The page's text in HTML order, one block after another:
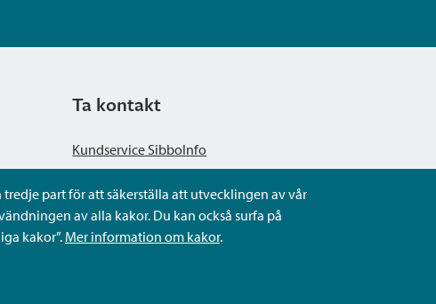
part för att säkerställa att utvecklingen av vår
av alla kakor. Du kan också surfa på
kakor”. Mer information om kakor.
Ta kontakt
Kundservice SibboInfo
Ge anonym respons
Ställ en fråga eller sköta ditt ärende